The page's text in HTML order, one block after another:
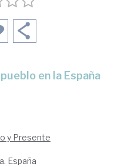
y Presente
España